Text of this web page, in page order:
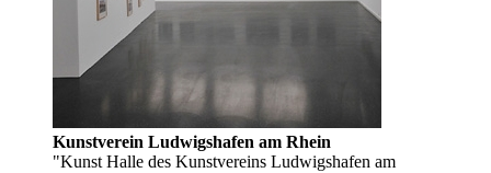
Kunstverein Ludwigshafen am Rhein
"Kunst Halle des Kunstvereins Ludwigshafen am